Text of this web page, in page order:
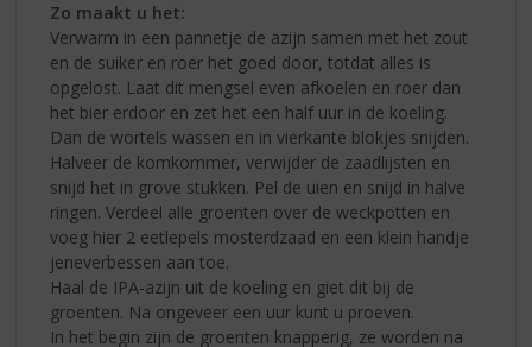
Zo maakt u het:
Verwarm in een pannetje de azijn samen met het zout
en de suiker en roer het goed door, totdat alles is
opgelost. Laat dit mengsel even afkoelen en roer dan
het bier erdoor en zet het een half uur in de koeling.
Dan de wortels wassen en in vierkante blokjes snijden.
Halveer de komkommer, verwijder de zaadlijsten en
snijd het in grove stukken. Pel de uien en snijd in halve
ringen. Verdeel alle groenten over de weckpotten en
voeg hier 2 eetlepels mosterdzaad en een klein handje
jeneverbessen aan toe.
Haal de IPA-azijn uit de koeling en giet dit bij de
groenten. Na ongeveer een uur kunt u proeven.
In het begin zijn de groenten knapperig, ze worden na